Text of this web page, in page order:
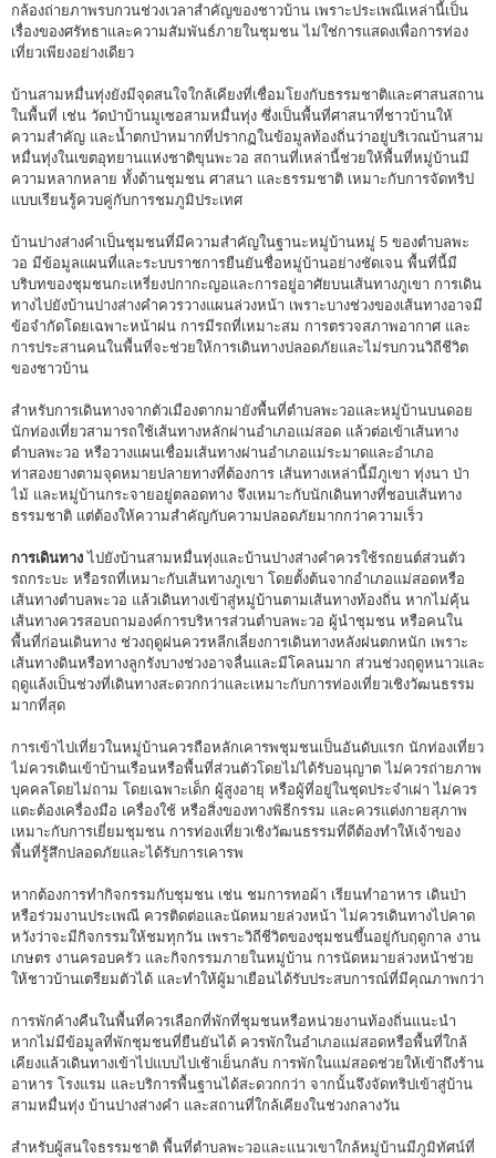
กล้องถ่ายภาพรบกวนช่วงเวลาสำคัญของชาวบ้าน เพราะประเพณีเหล่านี้เป็น
เรื่องของศรัทธาและความสัมพันธ์ภายในชุมชน ไม่ใช่การแสดงเพื่อการท่อง
เที่ยวเพียงอย่างเดียว
บ้านสามหมื่นทุ่งยังมีจุดสนใจใกล้เคียงที่เชื่อมโยงกับธรรมชาติและศาสนสถาน
ในพื้นที่ เช่น วัดป่าบ้านมูเซอสามหมื่นทุ่ง ซึ่งเป็นพื้นที่ศาสนาที่ชาวบ้านให้
ความสำคัญ และน้ำตกป่าหมากที่ปรากฏในข้อมูลท้องถิ่นว่าอยู่บริเวณบ้านสาม
หมื่นทุ่งในเขตอุทยานแห่งชาติขุนพะวอ สถานที่เหล่านี้ช่วยให้พื้นที่หมู่บ้านมี
ความหลากหลาย ทั้งด้านชุมชน ศาสนา และธรรมชาติ เหมาะกับการจัดทริป
แบบเรียนรู้ควบคู่กับการชมภูมิประเทศ
บ้านปางส่างคำเป็นชุมชนที่มีความสำคัญในฐานะหมู่บ้านหมู่ 5 ของตำบลพะ
วอ มีข้อมูลแผนที่และระบบราชการยืนยันชื่อหมู่บ้านอย่างชัดเจน พื้นที่นี้มี
บริบทของชุมชนกะเหรี่ยงปกากะญอและการอยู่อาศัยบนเส้นทางภูเขา การเดิน
ทางไปยังบ้านปางส่างคำควรวางแผนล่วงหน้า เพราะบางช่วงของเส้นทางอาจมี
ข้อจำกัดโดยเฉพาะหน้าฝน การมีรถที่เหมาะสม การตรวจสภาพอากาศ และ
การประสานคนในพื้นที่จะช่วยให้การเดินทางปลอดภัยและไม่รบกวนวิถีชีวิต
ของชาวบ้าน
สำหรับการเดินทางจากตัวเมืองตากมายังพื้นที่ตำบลพะวอและหมู่บ้านบนดอย
นักท่องเที่ยวสามารถใช้เส้นทางหลักผ่านอำเภอแม่สอด แล้วต่อเข้าเส้นทาง
ตำบลพะวอ หรือวางแผนเชื่อมเส้นทางผ่านอำเภอแม่ระมาดและอำเภอ
ท่าสองยางตามจุดหมายปลายทางที่ต้องการ เส้นทางเหล่านี้มีภูเขา ทุ่งนา ป่า
ไม้ และหมู่บ้านกระจายอยู่ตลอดทาง จึงเหมาะกับนักเดินทางที่ชอบเส้นทาง
ธรรมชาติ แต่ต้องให้ความสำคัญกับความปลอดภัยมากกว่าความเร็ว
การเดินทาง ไปยังบ้านสามหมื่นทุ่งและบ้านปางส่างคำควรใช้รถยนต์ส่วนตัว
รถกระบะ หรือรถที่เหมาะกับเส้นทางภูเขา โดยตั้งต้นจากอำเภอแม่สอดหรือ
เส้นทางตำบลพะวอ แล้วเดินทางเข้าสู่หมู่บ้านตามเส้นทางท้องถิ่น หากไม่คุ้น
เส้นทางควรสอบถามองค์การบริหารส่วนตำบลพะวอ ผู้นำชุมชน หรือคนใน
พื้นที่ก่อนเดินทาง ช่วงฤดูฝนควรหลีกเลี่ยงการเดินทางหลังฝนตกหนัก เพราะ
เส้นทางดินหรือทางลูกรังบางช่วงอาจลื่นและมีโคลนมาก ส่วนช่วงฤดูหนาวและ
ฤดูแล้งเป็นช่วงที่เดินทางสะดวกกว่าและเหมาะกับการท่องเที่ยวเชิงวัฒนธรรม
มากที่สุด
การเข้าไปเที่ยวในหมู่บ้านควรถือหลักเคารพชุมชนเป็นอันดับแรก นักท่องเที่ยว
ไม่ควรเดินเข้าบ้านเรือนหรือพื้นที่ส่วนตัวโดยไม่ได้รับอนุญาต ไม่ควรถ่ายภาพ
บุคคลโดยไม่ถาม โดยเฉพาะเด็ก ผู้สูงอายุ หรือผู้ที่อยู่ในชุดประจำเผ่า ไม่ควร
แตะต้องเครื่องมือ เครื่องใช้ หรือสิ่งของทางพิธีกรรม และควรแต่งกายสุภาพ
เหมาะกับการเยี่ยมชุมชน การท่องเที่ยวเชิงวัฒนธรรมที่ดีต้องทำให้เจ้าของ
พื้นที่รู้สึกปลอดภัยและได้รับการเคารพ
หากต้องการทำกิจกรรมกับชุมชน เช่น ชมการทอผ้า เรียนทำอาหาร เดินป่า
หรือร่วมงานประเพณี ควรติดต่อและนัดหมายล่วงหน้า ไม่ควรเดินทางไปคาด
หวังว่าจะมีกิจกรรมให้ชมทุกวัน เพราะวิถีชีวิตของชุมชนขึ้นอยู่กับฤดูกาล งาน
เกษตร งานครอบครัว และกิจกรรมภายในหมู่บ้าน การนัดหมายล่วงหน้าช่วย
ให้ชาวบ้านเตรียมตัวได้ และทำให้ผู้มาเยือนได้รับประสบการณ์ที่มีคุณภาพกว่า
การพักค้างคืนในพื้นที่ควรเลือกที่พักที่ชุมชนหรือหน่วยงานท้องถิ่นแนะนำ
หากไม่มีข้อมูลที่พักชุมชนที่ยืนยันได้ ควรพักในอำเภอแม่สอดหรือพื้นที่ใกล้
เคียงแล้วเดินทางเข้าไปแบบไปเช้าเย็นกลับ การพักในแม่สอดช่วยให้เข้าถึงร้าน
อาหาร โรงแรม และบริการพื้นฐานได้สะดวกกว่า จากนั้นจึงจัดทริปเข้าสู่บ้าน
สามหมื่นทุ่ง บ้านปางส่างคำ และสถานที่ใกล้เคียงในช่วงกลางวัน
สำหรับผู้สนใจธรรมชาติ พื้นที่ตำบลพะวอและแนวเขาใกล้หมู่บ้านมีภูมิทัศน์ที่